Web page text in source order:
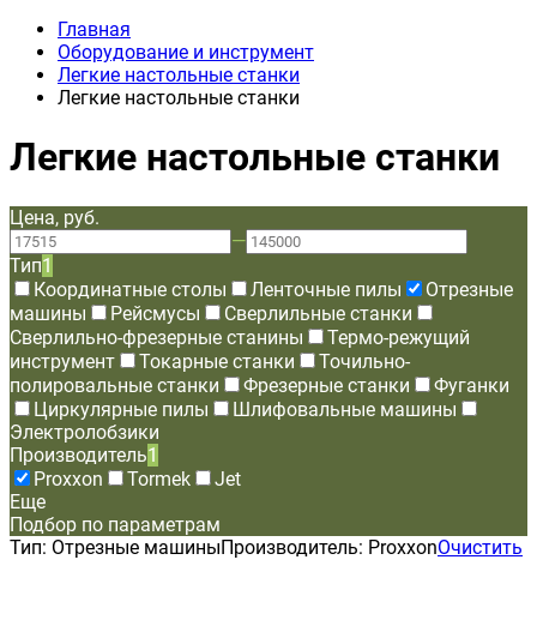
Главная
Оборудование и инструмент
Легкие настольные станки
Легкие настольные станки
Легкие настольные станки
Цена, руб.
—
Тип1
Координатные столы
Ленточные пилы
Отрезные
машины
Рейсмусы
Сверлильные станки
Сверлильно-фрезерные станины
Термо-режущий
инструмент
Токарные станки
Точильно-
полировальные станки
Фрезерные станки
Фуганки
Циркулярные пилы
Шлифовальные машины
Электролобзики
Производитель1
Proxxon
Tormek
Jet
Еще
Подбор по параметрам
Тип: Отрезные машиныПроизводитель: ProxxonОчистить